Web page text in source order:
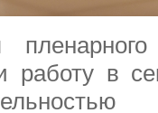
работу в